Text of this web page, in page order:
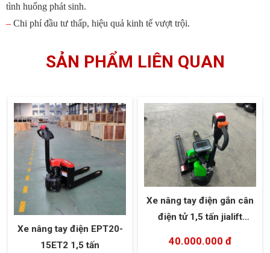
tình huống phát sinh.
– Chi phí đầu tư thấp, hiệu quả kinh tế vượt trội.
SẢN PHẨM LIÊN QUAN
Xe nâng tay điện EPT20-
15ET2 1,5 tấn
Xe nâng tay điện gắn cân
điện tử 1,5 tấn jialift
40.000.000 đ